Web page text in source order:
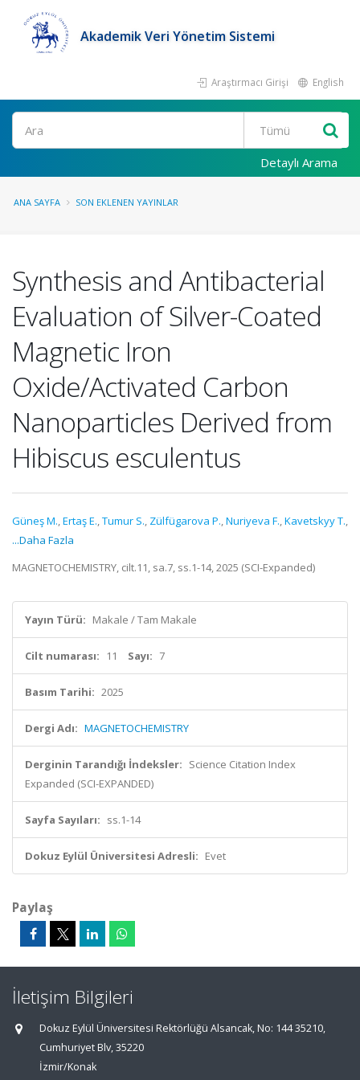
Akademik Veri Yönetim Sistemi
Araştırmacı Girişi English
Ara
Detaylı Arama
ANA SAYFA SON EKLENEN YAYINLAR
Synthesis and Antibacterial
Evaluation of Silver-Coated
Magnetic Iron
Oxide/Activated Carbon
Nanoparticles Derived from
Hibiscus esculentus
Güneş M.,Ertaş E.,Tumur S., Zülfügarova P.,Nuriyeva F.,Kavetskyy T.,
...Daha Fazla
MAGNETOCHEMISTRY, cilt.11, sa.7, ss.1-14, 2025 (SCI-Expanded)
Yayın Türü: Makale / Tam Makale
Cilt numarası: 11 Sayı: 7
Basım Tarihi: 2025
Dergi Adı: MAGNETOCHEMISTRY
Derginin Tarandığı İndeksler: Science Citation Index
Expanded (SCI-EXPANDED)
Sayfa Sayıları: ss.1-14
Dokuz Eylül Üniversitesi Adresli: Evet
Paylaş
İletişim Bilgileri
Dokuz Eylül Üniversitesi Rektörlüğü Alsancak, No: 144 35210,
Cumhuriyet Blv, 35220
İzmir/Konak